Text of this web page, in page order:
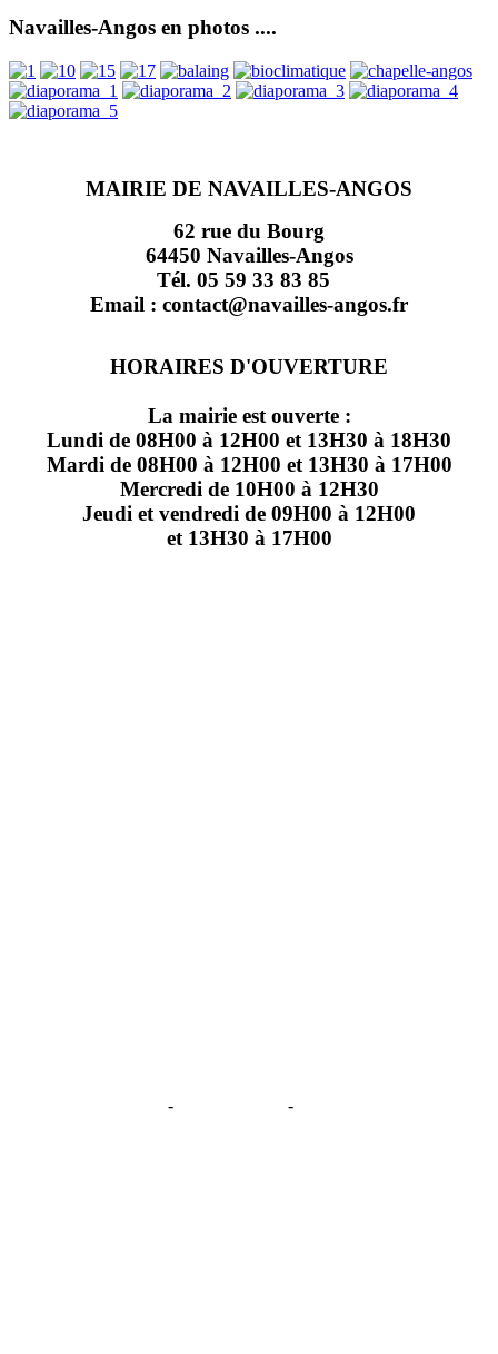
Navailles-Angos en photos ....
MAIRIE DE NAVAILLES-ANGOS
62 rue du Bourg
64450 Navailles-Angos
Tél. 05 59 33 83 85
Email : contact@navailles-angos.fr
HORAIRES D'OUVERTURE
La mairie est ouverte :
Lundi de 08H00 à 12H00 et 13H30 à 18H30
Mardi de 08H00 à 12H00 et 13H30 à 17H00
Mercredi de 10H00 à 12H30
Jeudi et vendredi de 09H00 à 12H00
et 13H30 à 17H00
- -